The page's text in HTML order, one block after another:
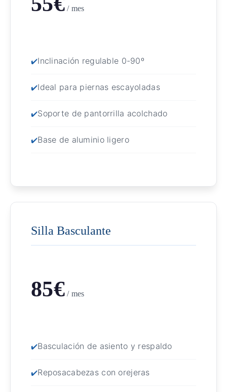
/ mes
Inclinación regulable 0-90º
Ideal para piernas escayoladas
Soporte de pantorrilla acolchado
Base de aluminio ligero
Silla Basculante
85€/ mes
Basculación de asiento y respaldo
Reposacabezas con orejeras